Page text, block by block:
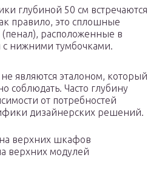
глубиной 50 см встречаются
правило, это сплошные
расположенные в
с нижними тумбочками.
являются эталоном, который
соблюдать. Часто глубину
от потребностей
дизайнерских решений.
верхних шкафов
верхних модулей